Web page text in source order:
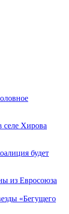
селе Хирова
будет
из Евросоюза
«Бегущего